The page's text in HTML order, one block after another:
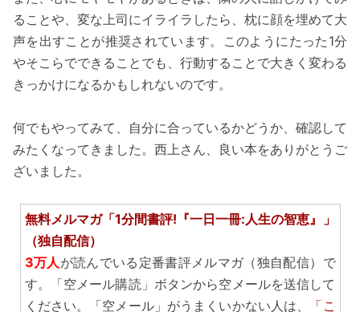
ることや、変な上司にイライラしたら、枕に顔を埋めて大
声を出すことが推奨されています。このようにたった1分
やそこらでできることでも、行動することで大きく変わる
きっかけになるかもしれないのです。
何でもやってみて、自分に合っているかどうか、確認して
みたくなってきました。西上さん、良い本をありがとうご
ざいました。
無料メルマガ「1分間書評!『一日一冊:人生の智恵』」
（独自配信）
3万人 が読んでいる定番書評メルマガ（独自配信）で
す。「空メール購読」ボタンから空メールを送信して
ください。「空メール」がうまくいかない人は、
「こ